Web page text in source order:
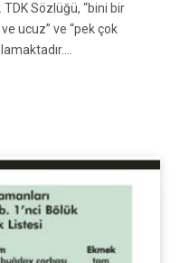
TDK Sözlüğü, “bini bir
ucuz” ve “pek çok